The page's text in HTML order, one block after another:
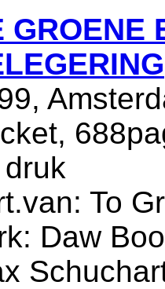
GROENE
To
Daw